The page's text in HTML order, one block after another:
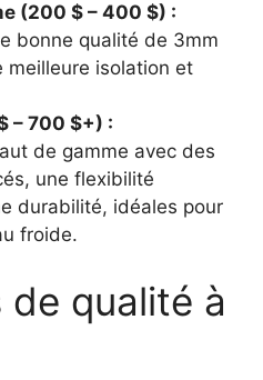
(200 $ – 400 $) :
bonne qualité de 3mm
meilleure isolation et
– 700 $+) :
de gamme avec des
une flexibilité
durabilité, idéales pour
froide.
qualité à